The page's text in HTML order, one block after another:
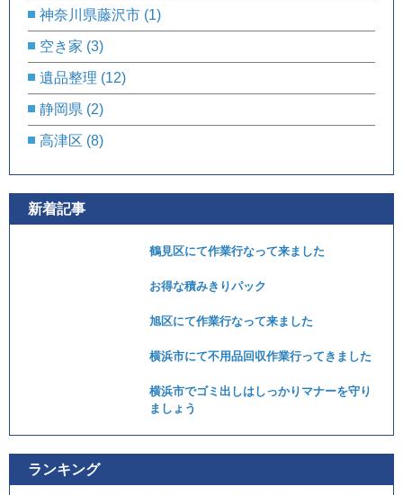
神奈川県藤沢市 (1)
空き家 (3)
遺品整理 (12)
静岡県 (2)
高津区 (8)
新着記事
鶴見区にて作業行なって来ました
お得な積みきりパック
旭区にて作業行なって来ました
横浜市にて不用品回収作業行ってきました
横浜市でゴミ出しはしっかりマナーを守り
ましょう
ランキング